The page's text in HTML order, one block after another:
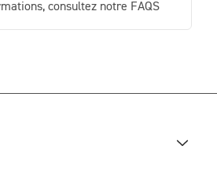
consultez notre FAQS